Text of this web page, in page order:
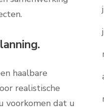
haalbare
realistische
voorkomen dat u